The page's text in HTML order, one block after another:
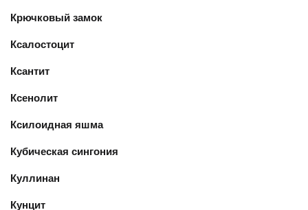
Крючковый замок
Ксалостоцит
Ксантит
Ксенолит
Ксилоидная яшма
Кубическая сингония
Куллинан
Кунцит